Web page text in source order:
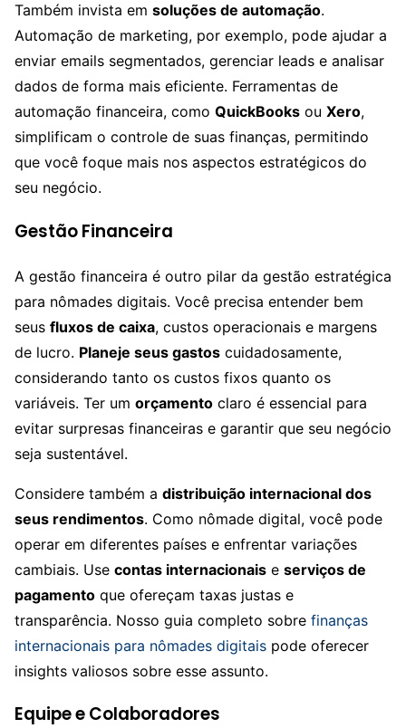
Também invista em soluções de automação.
Automação de marketing, por exemplo, pode ajudar a
enviar emails segmentados, gerenciar leads e analisar
dados de forma mais eficiente. Ferramentas de
automação financeira, como QuickBooks ou Xero,
simplificam o controle de suas finanças, permitindo
que você foque mais nos aspectos estratégicos do
seu negócio.
Gestão Financeira
A gestão financeira é outro pilar da gestão estratégica
para nômades digitais. Você precisa entender bem
seus fluxos de caixa, custos operacionais e margens
de lucro. Planeje seus gastos cuidadosamente,
considerando tanto os custos fixos quanto os
variáveis. Ter um orçamento claro é essencial para
evitar surpresas financeiras e garantir que seu negócio
seja sustentável.
Considere também a distribuição internacional dos
seus rendimentos. Como nômade digital, você pode
operar em diferentes países e enfrentar variações
cambiais. Use contas internacionais e serviços de
pagamento que ofereçam taxas justas e
transparência. Nosso guia completo sobre finanças
internacionais para nômades digitais pode oferecer
insights valiosos sobre esse assunto.
Equipe e Colaboradores